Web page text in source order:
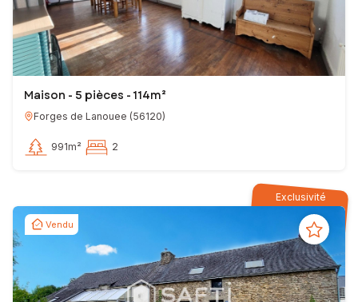
Maison - 5 pièces - 114m²
Forges de Lanouee (56120)
991m² 2
Exclusivité
Vendu